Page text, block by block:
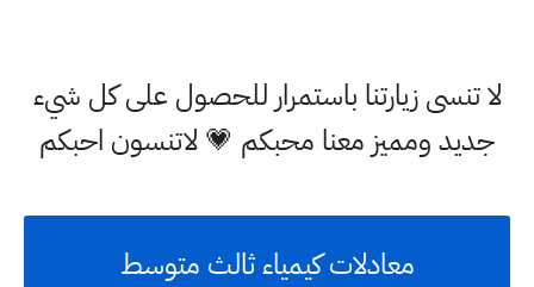
لا تنسى زيارتنا باستمرار للحصول على كل شيء
جديد ومميز معنا محبكم 💗 لاتنسون احبكم
معادلات كيمياء ثالث متوسط